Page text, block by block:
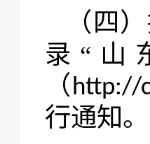
（四
录“山
（ http://
行通知。